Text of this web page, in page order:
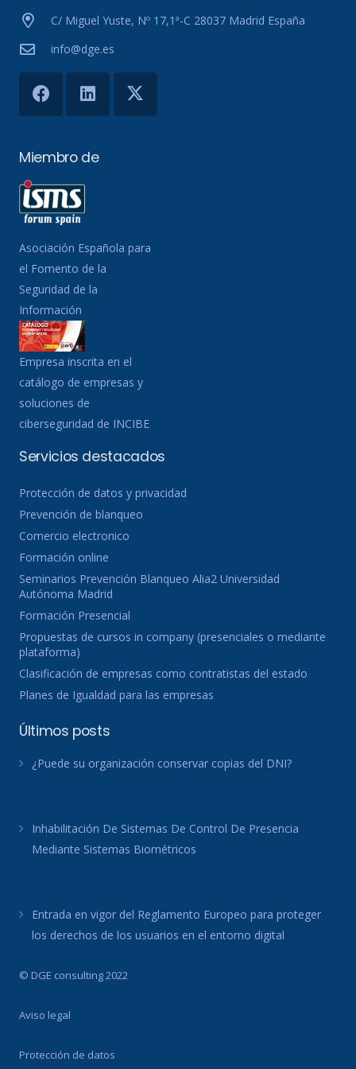
C/ Miguel Yuste, Nº 17,1ª-C 28037 Madrid España
info@dge.es
Miembro de
Asociación Española para
el Fomento de la
Seguridad de la
Información
Empresa inscrita en el
catálogo de empresas y
soluciones de
ciberseguridad de INCIBE
Servicios destacados
Protección de datos y privacidad
Prevención de blanqueo
Comercio electronico
Formación online
Seminarios Prevención Blanqueo Alia2 Universidad
Autónoma Madrid
Formación Presencial
Propuestas de cursos in company (presenciales o mediante
plataforma)
Clasificación de empresas como contratistas del estado
Planes de Igualdad para las empresas
Últimos posts
¿Puede su organización conservar copias del DNI?
Inhabilitación De Sistemas De Control De Presencia
Mediante Sistemas Biométricos
Entrada en vigor del Reglamento Europeo para proteger
los derechos de los usuarios en el entorno digital
© DGE consulting 2022
Aviso legal
Protección de datos